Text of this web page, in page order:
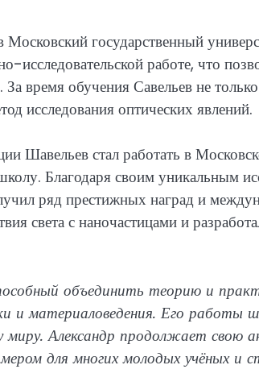
государственный
исследовательской работе, что
время обучения Савельев не
исследования оптических явлений.
Шавельев стал работать в
Благодаря своим уникальным
ряд престижных наград и
света с наночастицами и
объединить теорию и
и материаловедения. Его работы
миру. Александр продолжает свою
для многих молодых учёных и